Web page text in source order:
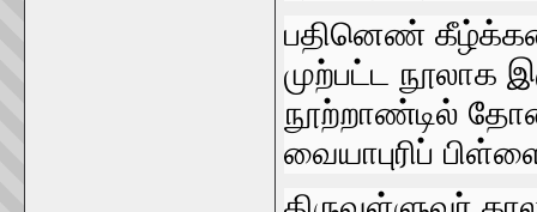
பதினெண்‌
முற்பட்ட நூலாக
நூற்றாண்டில்‌
வையாபுரிப்‌